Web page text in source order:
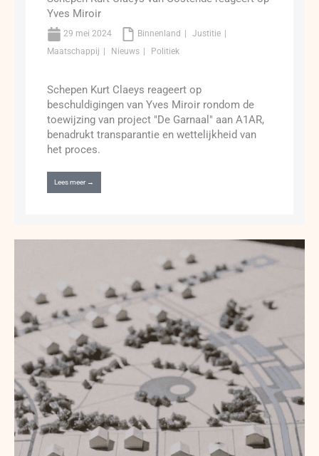
Yves Miroir
29 mei 2024 Binnenland
Justitie
Maatschappij
Nieuws Politiek
Schepen Kurt Claeys reageert op
beschuldigingen van Yves Miroir rondom de
toewijzing van project "De Garnaal" aan A1AR,
benadrukt transparantie en wettelijkheid van
het proces.
Lees meer →